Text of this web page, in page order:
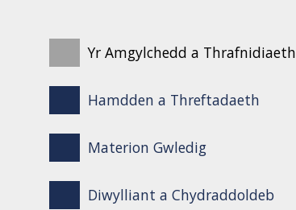
Yr Amgylchedd a Thrafnidiaeth
Hamdden a Threftadaeth
Materion Gwledig
Diwylliant a Chydraddoldeb